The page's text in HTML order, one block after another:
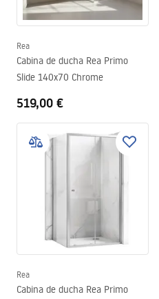
Rea
Cabina de ducha Rea Primo
Slide 140x70 Chrome
519,00 €
Rea
Cabina de ducha Rea Primo